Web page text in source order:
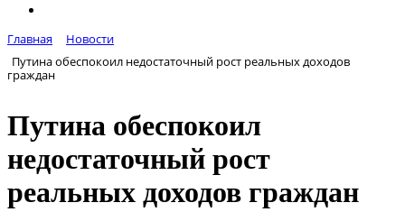
Главная
Новости
Путина обеспокоил недостаточный рост реальных доходов
граждан
Путина обеспокоил
недостаточный рост
реальных доходов граждан